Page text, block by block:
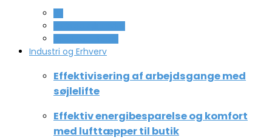
Industri og Erhverv
Effektivisering af arbejdsgange med
søjlelifte
Effektiv energibesparelse og komfort
med lufttæpper til butik